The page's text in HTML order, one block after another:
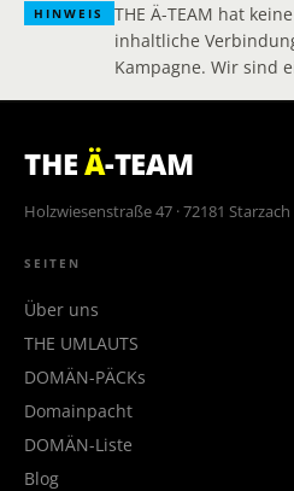
HINWEIS
THE Ä-TEAM hat
inhaltliche
Kampagne. Wir sind
THEÄ-TEAM
Holzwiesenstraße 47 · 72181 Starzach
SEITEN
Über uns
THE UMLAUTS
DOMÄN-PÄCKs
Domainpacht
DOMÄN-Liste
Blog